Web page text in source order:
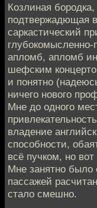
Козлиная
подтвeржадющая
саркастический
апломб, апломб
шефским
и понятно
ничего нового
Мне до одного
владение
способности,
всё пучком, но
Мне занятно было
пассажей
стало смешно.